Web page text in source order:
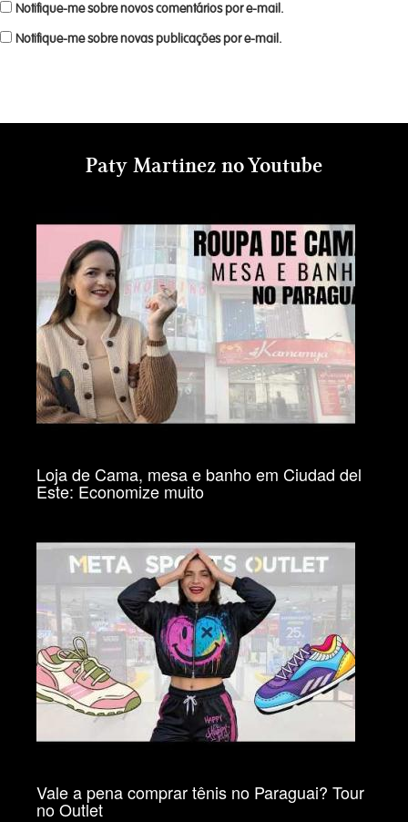
Notifique-me sobre novos comentários por e-mail.
Notifique-me sobre novas publicações por e-mail.
Paty Martinez no Youtube
Loja de Cama, mesa e banho em Ciudad del
Este: Economize muito
Vale a pena comprar tênis no Paraguai? Tour
no Outlet